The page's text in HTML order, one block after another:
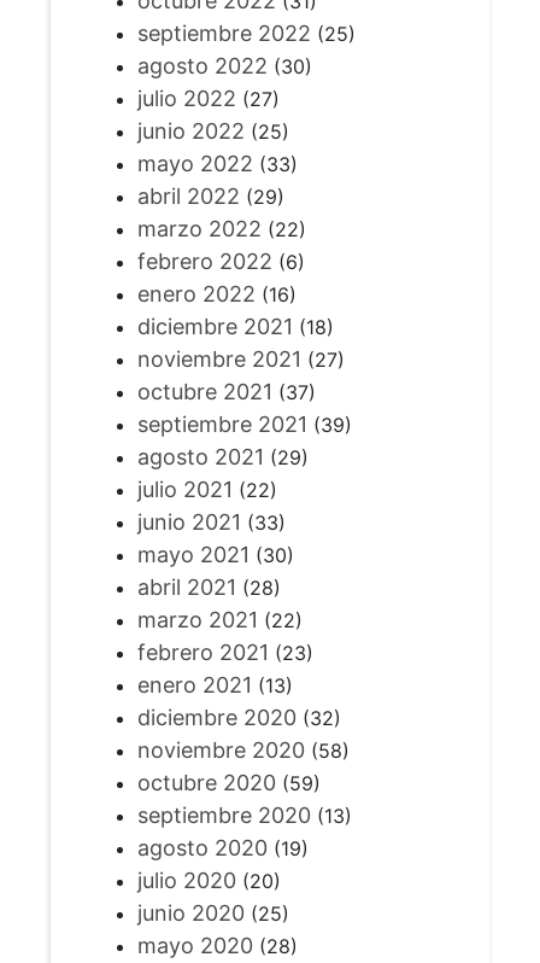
septiembre 2022 (25)
agosto 2022 (30)
julio 2022 (27)
junio 2022 (25)
mayo 2022 (33)
abril 2022 (29)
marzo 2022 (22)
febrero 2022 (6)
enero 2022 (16)
diciembre 2021 (18)
noviembre 2021 (27)
octubre 2021 (37)
septiembre 2021 (39)
agosto 2021 (29)
julio 2021 (22)
junio 2021 (33)
mayo 2021 (30)
abril 2021 (28)
marzo 2021 (22)
febrero 2021 (23)
enero 2021 (13)
diciembre 2020(32)
noviembre 2020(58)
octubre 2020(59)
septiembre 2020(13)
agosto 2020(19)
julio 2020(20)
junio 2020(25)
mayo 2020(28)